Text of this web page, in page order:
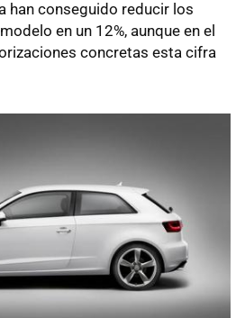
han conseguido reducir los
en un 12%, aunque en el
concretas esta cifra